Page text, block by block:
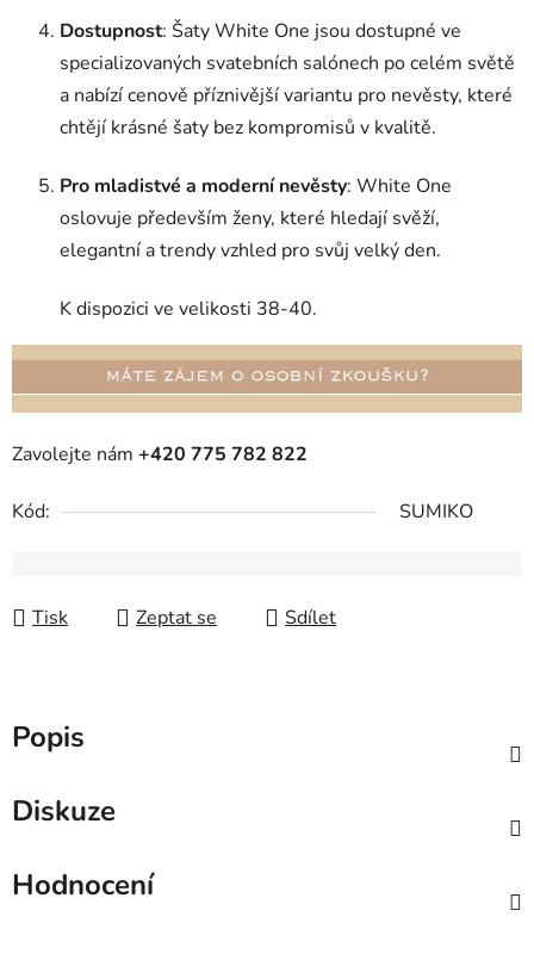
Dostupnost: Šaty White One jsou dostupné ve
specializovaných svatebních salónech po celém světě
a nabízí cenově příznivější variantu pro nevěsty, které
chtějí krásné šaty bez kompromisů v kvalitě.
Pro mladistvé a moderní nevěsty: White One
oslovuje především ženy, které hledají svěží,
elegantní a trendy vzhled pro svůj velký den.
K dispozici ve velikosti 38-40.
Zavolejte nám +420 775 782 822
Kód: SUMIKO
Tisk Zeptat se Sdílet
Popis
Diskuze
Hodnocení